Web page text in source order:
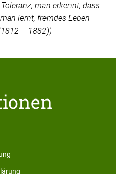
man erkennt, dass
lernt, fremdes Leben
– 1882))